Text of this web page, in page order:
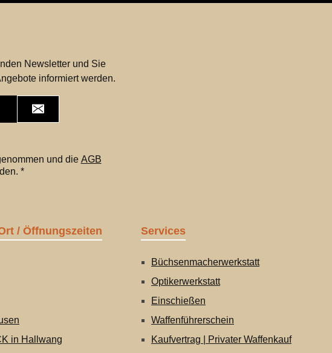
Newsletter und Sie
informiert werden.
und die AGB
*
/ Öffnungszeiten
in Hallwang
Services
Büchsenmacherwerkstatt
Optikerwerkstatt
Einschießen
Waffenführerschein
Kaufvertrag | Privater Waffenkauf